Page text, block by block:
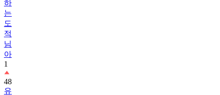
하
는
도
적
님
아
1
48
유